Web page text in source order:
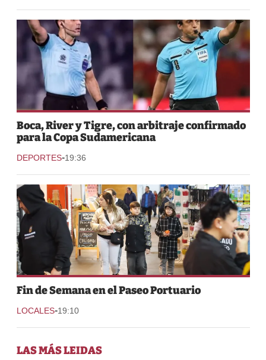
Boca, River y Tigre, con arbitraje confirmado
para la Copa Sudamericana
DEPORTES-19:36
Fin de Semana en el Paseo Portuario
LOCALES-19:10
LAS MÁS LEIDAS